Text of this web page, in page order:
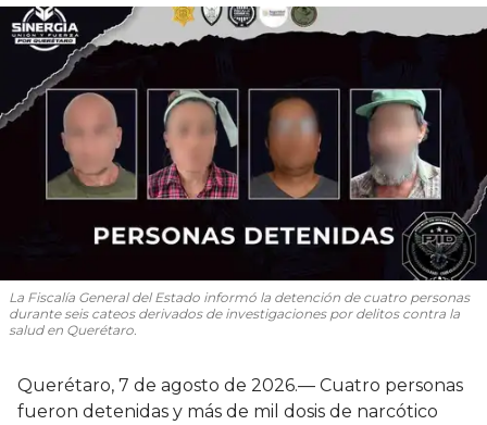
La Fiscalía General del Estado informó la detención de cuatro personas
durante seis cateos derivados de investigaciones por delitos contra la
salud en Querétaro.
Querétaro, 7 de agosto de 2026.— Cuatro personas
fueron detenidas y más de mil dosis de narcótico